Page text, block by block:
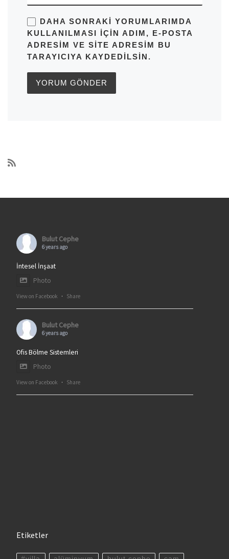
DAHA SONRAKI YORUMLARIMDA
KULLANILMASI IÇIN ADIM, E-POSTA
ADRESIM VE SITE ADRESIM BU
TARAYICIYA KAYDEDILSIN.
Bulut Cephe
6 years ago
İntesel İnşaat
Photo
View on Facebook · Share
Bulut Cephe
6 years ago
Ofis Bölme Sistemleri
Photo
View on Facebook · Share
Etiketler